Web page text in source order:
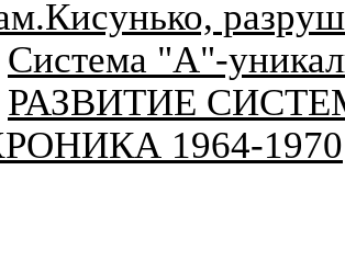
Система "А"-
РАЗВИТИЕ
1964-1970